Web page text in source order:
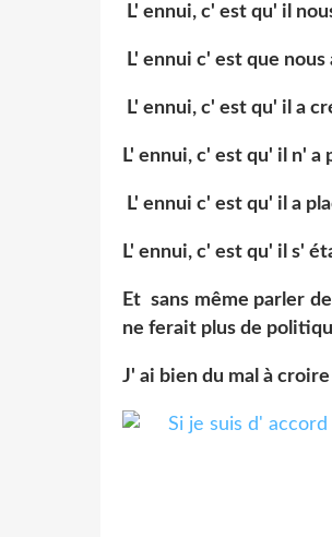
L' ennui, c' est qu' il
L' ennui c' est que
L' ennui, c' est qu' il a
L' ennui, c' est qu' il n'
L' ennui c' est qu' il a
L' ennui, c' est qu' il s'
Et sans même parler
ne ferait plus de
J' ai bien du mal à